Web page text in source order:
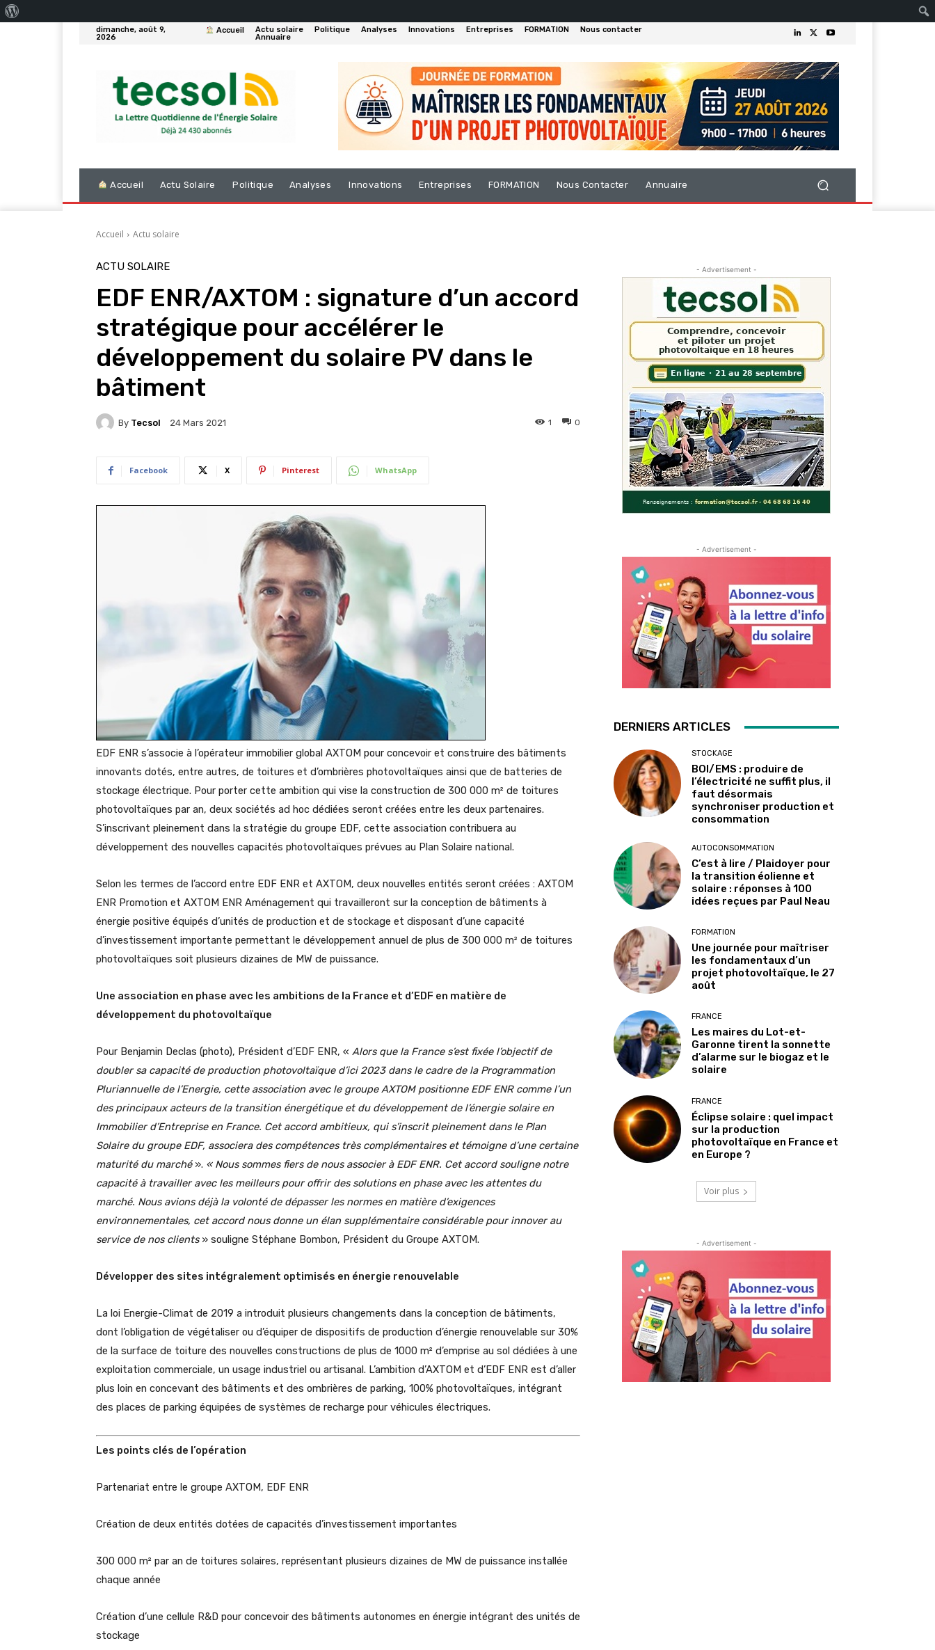
dimanche, août 9,
2026
Accueil Actu solaire Politique Analyses Innovations Entreprises FORMATION
Nous contacter
Annuaire
Accueil Actu Solaire Politique Analyses Innovations Entreprises FORMATION Nous Contacter Annuaire
Accueil Actu solaire
ACTU SOLAIRE
EDF ENR/AXTOM : signature d’un accord
stratégique pour accélérer le
développement du solaire PV dans le
bâtiment
By Tecsol 24 Mars 2021 0
1
Facebook X Pinterest WhatsApp
EDF ENR s’associe à l’opérateur immobilier global AXTOM pour concevoir et construire des bâtiments
innovants dotés, entre autres, de toitures et d’ombrières photovoltaïques ainsi que de batteries de
stockage électrique. Pour porter cette ambition qui vise la construction de 300 000 m² de toitures
photovoltaïques par an, deux sociétés ad hoc dédiées seront créées entre les deux partenaires.
S’inscrivant pleinement dans la stratégie du groupe EDF, cette association contribuera au
développement des nouvelles capacités photovoltaïques prévues au Plan Solaire national.
Selon les termes de l’accord entre EDF ENR et AXTOM, deux nouvelles entités seront créées : AXTOM
ENR Promotion et AXTOM ENR Aménagement qui travailleront sur la conception de bâtiments à
énergie positive équipés d’unités de production et de stockage et disposant d’une capacité
d’investissement importante permettant le développement annuel de plus de 300 000 m² de toitures
photovoltaïques soit plusieurs dizaines de MW de puissance.
Une association en phase avec les ambitions de la France et d’EDF en matière de
développement du photovoltaïque
Pour Benjamin Declas (photo), Président d’EDF ENR, « Alors que la France s’est fixée l’objectif de
doubler sa capacité de production photovoltaïque d’ici 2023 dans le cadre de la Programmation
Pluriannuelle de l’Energie, cette association avec le groupe AXTOM positionne EDF ENR comme l’un
des principaux acteurs de la transition énergétique et du développement de l’énergie solaire en
Immobilier d’Entreprise en France. Cet accord ambitieux, qui s’inscrit pleinement dans le Plan
Solaire du groupe EDF, associera des compétences très complémentaires et témoigne d’une certaine
maturité du marché ». « Nous sommes fiers de nous associer à EDF ENR. Cet accord souligne notre
capacité à travailler avec les meilleurs pour offrir des solutions en phase avec les attentes du
marché. Nous avions déjà la volonté de dépasser les normes en matière d’exigences
environnementales, cet accord nous donne un élan supplémentaire considérable pour innover au
service de nos clients » souligne Stéphane Bombon, Président du Groupe AXTOM.
Développer des sites intégralement optimisés en énergie renouvelable
La loi Energie-Climat de 2019 a introduit plusieurs changements dans la conception de bâtiments,
dont l’obligation de végétaliser ou d’équiper de dispositifs de production d’énergie renouvelable sur 30%
de la surface de toiture des nouvelles constructions de plus de 1000 m² d’emprise au sol dédiées à une
exploitation commerciale, un usage industriel ou artisanal. L’ambition d’AXTOM et d’EDF ENR est d’aller
plus loin en concevant des bâtiments et des ombrières de parking, 100% photovoltaïques, intégrant
des places de parking équipées de systèmes de recharge pour véhicules électriques.
Les points clés de l’opération
Partenariat entre le groupe AXTOM, EDF ENR
Création de deux entités dotées de capacités d’investissement importantes
300 000 m² par an de toitures solaires, représentant plusieurs dizaines de MW de puissance installée
chaque année
Création d’une cellule R&D pour concevoir des bâtiments autonomes en énergie intégrant des unités de
stockage
- Advertisement -
- Advertisement -
DERNIERS ARTICLES
STOCKAGE
BOI/EMS : produire de
l’électricité ne suffit plus, il
faut désormais
synchroniser production et
consommation
AUTOCONSOMMATION
C’est à lire / Plaidoyer pour
la transition éolienne et
solaire : réponses à 100
idées reçues par Paul Neau
FORMATION
Une journée pour maîtriser
les fondamentaux d’un
projet photovoltaïque, le 27
août
FRANCE
Les maires du Lot-et-
Garonne tirent la sonnette
d’alarme sur le biogaz et le
solaire
FRANCE
Éclipse solaire : quel impact
sur la production
photovoltaïque en France et
en Europe ?
Voir plus
- Advertisement -